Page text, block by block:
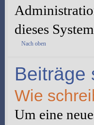
dieses
Nach oben
Beiträge
Wie
Um eine